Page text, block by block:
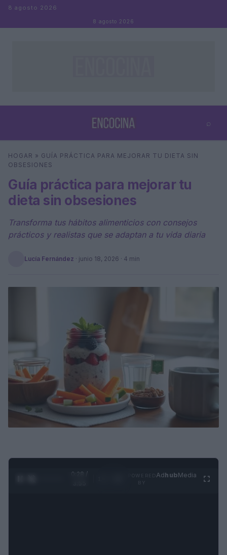
Saltar al contenido
8 agosto 2026
8 agosto 2026
⌕
Buscar ⌕
HOGAR » GUÍA PRÁCTICA PARA MEJORAR TU DIETA SIN
OBSESIONES
Guía práctica para mejorar tu
dieta sin obsesiones
Transforma tus hábitos alimenticios con consejos
prácticos y realistas que se adaptan a tu vida diaria
Lucía Fernández · junio 18, 2026 · 4 min
0:29 /
AdhubMedia